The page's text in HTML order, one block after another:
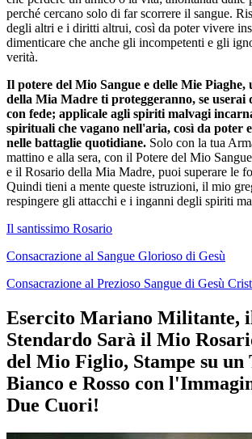
perché cercano solo di far scorrere il sangue.
degli altri e i diritti altrui, così da poter vivere
dimenticare che anche gli incompetenti e gli
verità.
Il potere del Mio Sangue e delle Mie Piaghe,
della Mia Madre ti proteggeranno, se userai
con fede; applicale agli spiriti malvagi
spirituali che vagano nell'aria, così da poter
nelle battaglie quotidiane. Solo con la tua
mattino e alla sera, con il Potere del Mio
e il Rosario della Mia Madre, puoi superare le
Quindi tieni a mente queste istruzioni, il mio
respingere gli attacchi e i inganni degli spiriti
Il santissimo Rosario
Consacrazione al Sangue Glorioso di Gesù
Consacrazione al Prezioso Sangue di Gesù
Esercito Mariano Militante,
Stendardo Sarà il Mio
del Mio Figlio, Stampe su un
Bianco e Rosso con
Due Cuori!